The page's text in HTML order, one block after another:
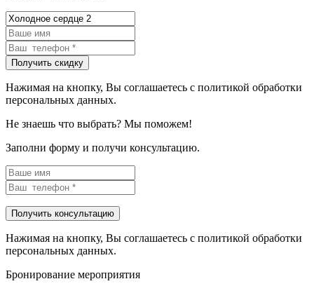
Нажимая на кнопку, Вы соглашаетесь с политикой обработки
персональных данных.
Не знаешь что выбрать? Мы поможем!
Заполни форму и получи консультацию.
Нажимая на кнопку, Вы соглашаетесь с политикой обработки
персональных данных.
Бронирование мероприятия